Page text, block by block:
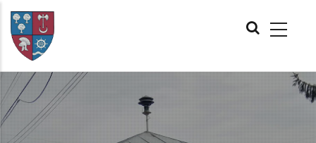
Skip
main
content
NAVIGATION